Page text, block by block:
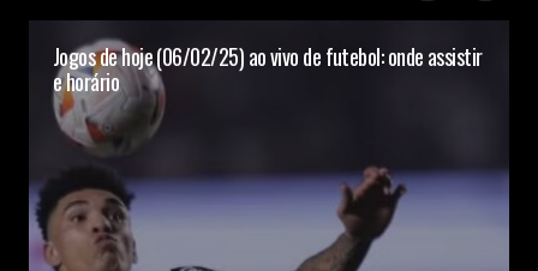
Jogos de hoje (06/02/25) ao vivo de futebol: onde assistir
e horário